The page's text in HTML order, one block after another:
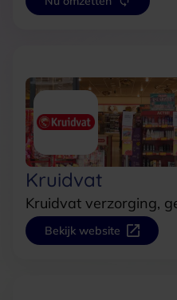
Kruidvat
Kruidvat verzorging,
Bekijk website